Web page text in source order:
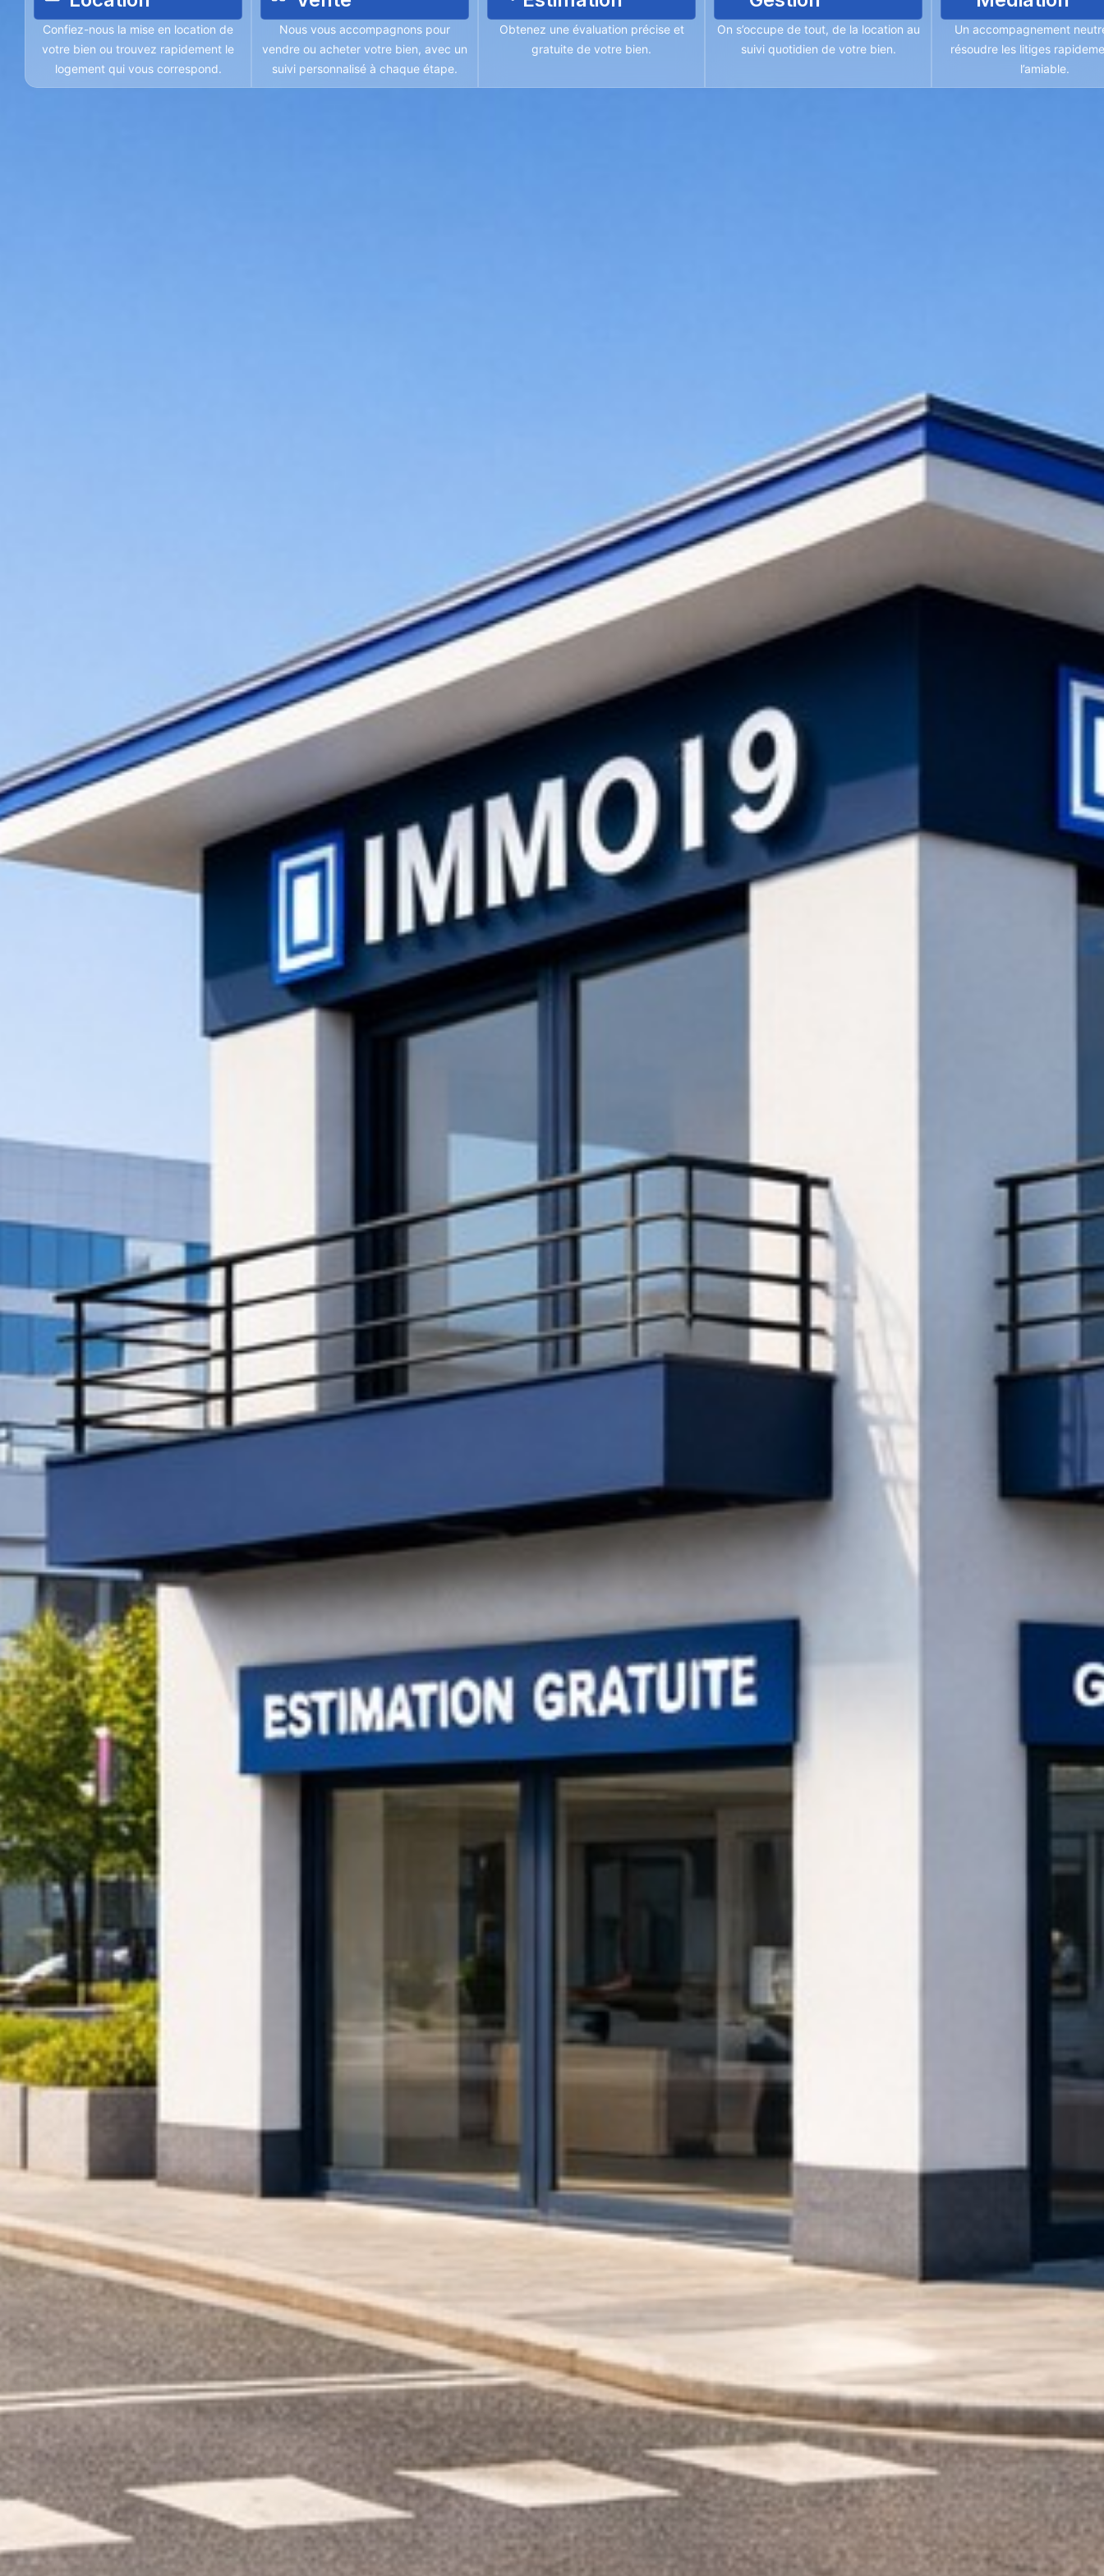
Confiez-nous la mise en location de
votre bien ou trouvez rapidement le
logement qui vous correspond.
Nous vous accompagnons pour
vendre ou acheter votre bien, avec un
suivi personnalisé à chaque étape.
Obtenez une évaluation précise et
gratuite de votre bien.
On s’occupe de tout, de la location au
suivi quotidien de votre bien.
Un accompagnement
résoudre les litiges
l’amiable.